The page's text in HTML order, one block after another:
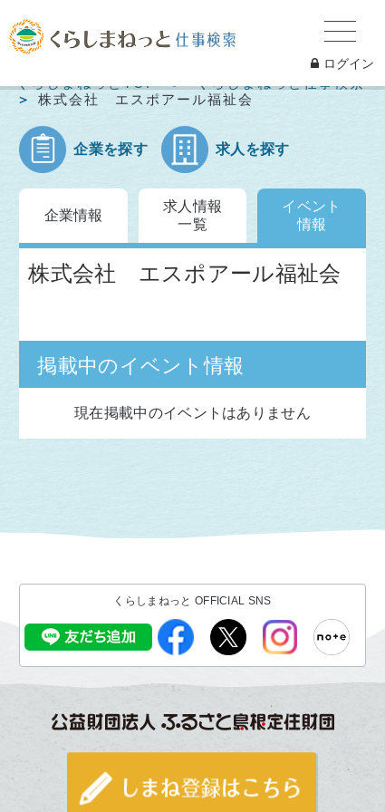
ログイン
くらしまねっとTOP
くらしまねっと仕事検索
株式会社 エスポアール福祉会
企業を探す 求人を探す
企業情報
求人情報
一覧
イベント
情報
株式会社 エスポアール福祉会
掲載中のイベント情報
現在掲載中のイベントはありません
くらしまねっと OFFICIAL SNS